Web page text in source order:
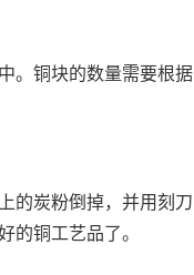
。铜块的数量需要根据
的炭粉倒掉，并用刻刀
铜工艺品了。